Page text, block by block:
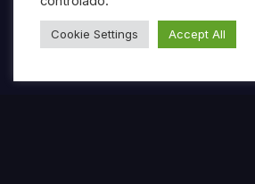
Cookie Settings Accept All